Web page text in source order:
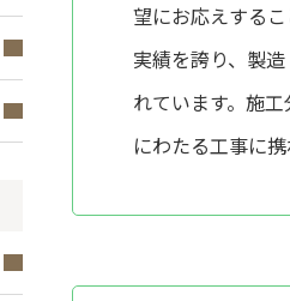
望にお応えする
実績を誇り、製
れています。施
にわたる工事に